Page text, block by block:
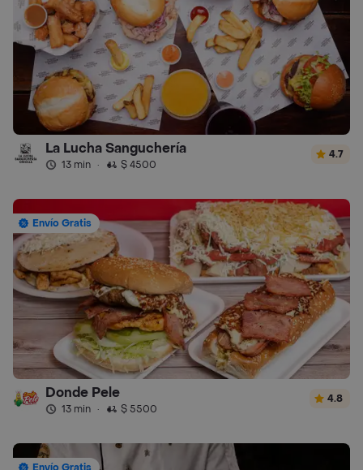
La Lucha Sanguchería
13 min · $ 4500
4.7
Envío Gratis
Donde Pele
13 min · $ 5500
4.8